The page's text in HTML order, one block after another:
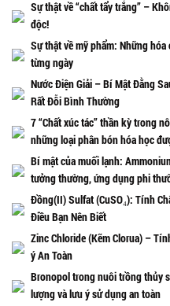
Sự thật về “chất tẩy trắng” –
độc!
Sự thật về mỹ phẩm: Những
từng ngày
Nước Điện Giải – Bí Mật Đằng
Rất Đỗi Bình Thường
7 “Chất xúc tác” thần kỳ trong
những loại phân bón hóa học
Bí mật của muối lạnh:
tưởng thường, ứng dụng phi
Đồng(II) Sulfat (CuSO₄): Tính
Điều Bạn Nên Biết
Zinc Chloride (Kẽm Clorua) –
ý An Toàn
Bronopol trong nuôi trồng thủy
lượng và lưu ý sử dụng an toàn